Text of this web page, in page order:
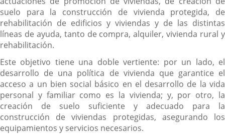
suelo para la construcción de vivienda protegida, de
rehabilitación de edificios y viviendas y de las distintas
líneas de ayuda, tanto de compra, alquiler, vivienda rural y
rehabilitación.
Este objetivo tiene una doble vertiente: por un lado, el
desarrollo de una política de vivienda que garantice el
acceso a un bien social básico en el desarrollo de la vida
personal y familiar como es la vivienda; y, por otro, la
creación de suelo suficiente y adecuado para la
construcción de viviendas protegidas, asegurando los
equipamientos y servicios necesarios.